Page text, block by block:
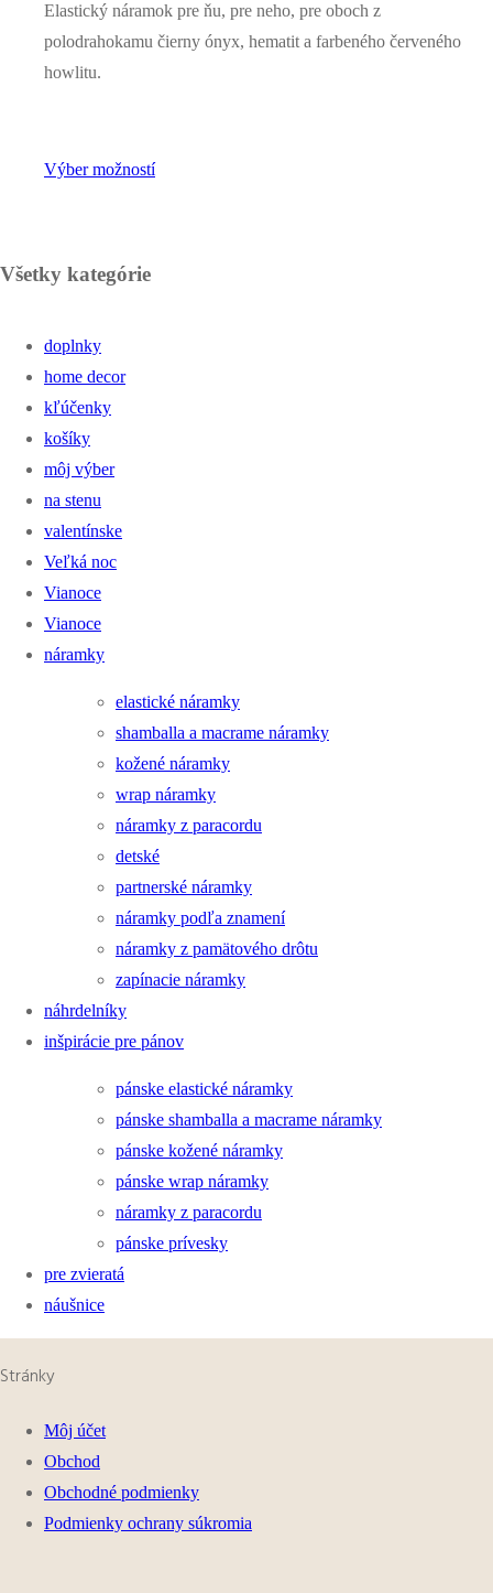
Elastický náramok pre ňu, pre neho, pre oboch z
polodrahokamu čierny ónyx, hematit a farbeného červeného
howlitu.
Výber možností
Všetky kategórie
doplnky
home decor
kľúčenky
košíky
môj výber
na stenu
valentínske
Veľká noc
Vianoce
Vianoce
náramky
elastické náramky
shamballa a macrame náramky
kožené náramky
wrap náramky
náramky z paracordu
detské
partnerské náramky
náramky podľa znamení
náramky z pamätového drôtu
zapínacie náramky
náhrdelníky
inšpirácie pre pánov
pánske elastické náramky
pánske shamballa a macrame náramky
pánske kožené náramky
pánske wrap náramky
náramky z paracordu
pánske prívesky
pre zvieratá
náušnice
Stránky
Môj účet
Obchod
Obchodné podmienky
Podmienky ochrany súkromia